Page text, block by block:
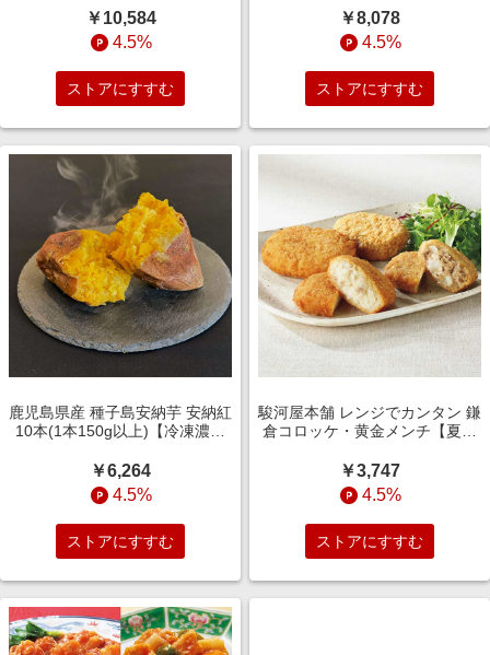
物【季節の贈り物＆ご褒美ギフ
ト】
￥10,584
4.5%
ストアにすすむ
県産みえのゆめ5kg×1)【CB】
麺類・米・パン【季節の贈り物
＆ご褒美
￥8,078
4.5%
ストアにすすむ
鹿児島県産 種子島安納芋 安納紅
10本(1本150g以上)【冷凍濃蜜
の贈り物＆ご褒美ギフト】
￥6,264
4.5%
ストアにすすむ
駿河屋本舗 レンジでカンタン 鎌
倉コロッケ・黄金メンチ【夏の
惣菜
￥3,747
4.5%
ストアにすすむ